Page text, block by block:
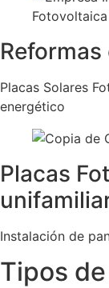
Placas Solares
energético
Placas
Instalación de
Tipos